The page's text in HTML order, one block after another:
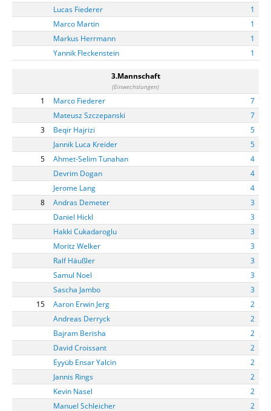
Lucas Fiederer
1
Marco Martin
1
Markus Herrmann
1
Yannik Fleckenstein
1
3.Mannschaft
(Einwechslungen)
1 Marco Fiederer
7
Mateusz Szczepanski
7
3
Beqir Hajrizi
5
Jannik Luca Kreider
5
5
Ahmet-Selim Tunahan
4
Devrim Dogan
4
Jerome Lang
4
8
Andras Demeter
3
Daniel Hickl
3
Hakki Cukadaroglu
3
Moritz Welker
3
Ralf Häußler
3
Samul Noel
3
Sascha Jambo
3
15
Aaron Erwin Jerg
2
Andreas Derryck
2
Bajram Berisha
2
David Croissant
2
Eyyüb Ensar Yalcin
2
Jannis Rings
2
Kevin Nasel
2
Manuel Schleicher
2